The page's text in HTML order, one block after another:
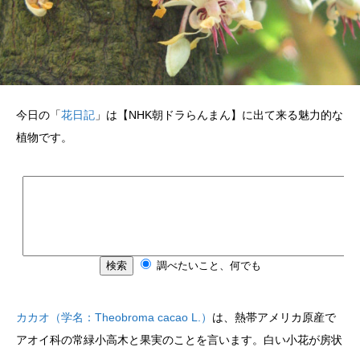
今日の「花日記 」は【NHK朝ドラらんまん】に出て来る魅力的な
植物です。
カカオ（学名：Theobroma cacao L.） は、熱帯アメリカ原産で
アオイ科の常緑小高木と果実のことを言います。白い小花が房状